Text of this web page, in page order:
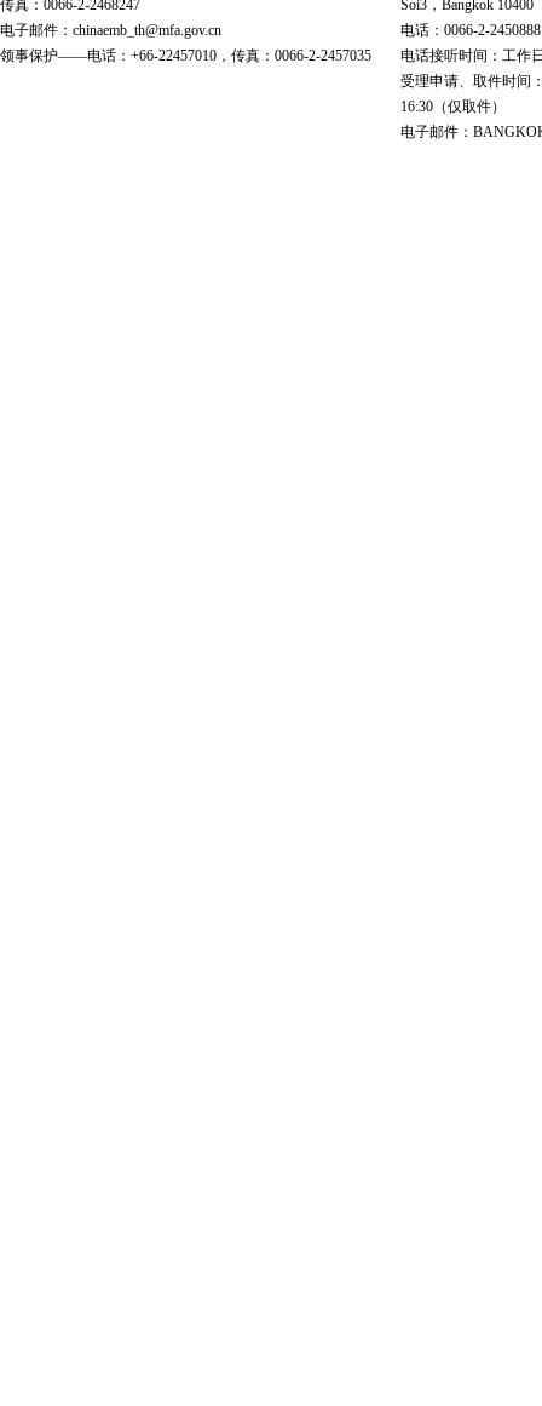
传真：0066-2-2468247
电子邮件：chinaemb_th@mfa.gov.cn
领事保护——电话：+66-22457010，传真：0066-2-2457035
Soi3，Bangkok 10400
电话：0066-2-
电话接听时间：工作
受理申请、取件时间
16:30（仅取件）
电子邮件：